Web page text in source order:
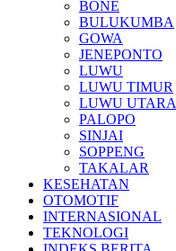
BONE
BULUKUMBA
GOWA
JENEPONTO
LUWU
LUWU TIMUR
LUWU UTARA
PALOPO
SINJAI
SOPPENG
TAKALAR
KESEHATAN
OTOMOTIF
INTERNASIONAL
TEKNOLOGI